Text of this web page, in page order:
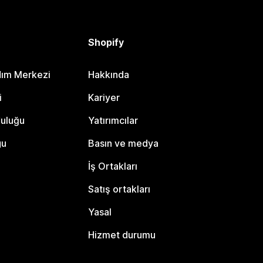
Merkezi
Shopify
Hakkında
Kariyer
Yatırımcılar
Basın ve medya
İş Ortakları
Satış ortakları
Yasal
Hizmet durumu